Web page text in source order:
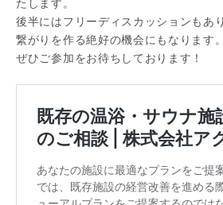
たします。
後半にはフリーディスカッションもあ
繋がりを作る絶好の機会にもなります。
ぜひご参加をお待ちしております！